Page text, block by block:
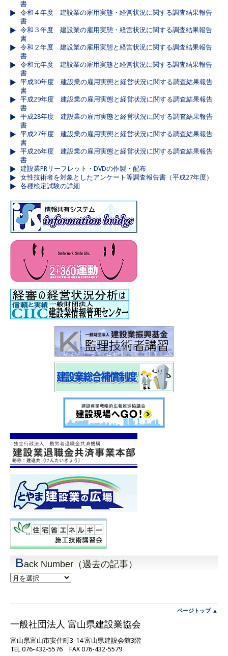
書
令和４年度 建設業の雇用実態・経営状況に関する調査結果報告
書
令和３年度 建設業の雇用実態・経営状況に関する調査結果報告
書
令和２年度 建設業の雇用実態と経営状況に関する調査結果報告
書
令和元年度 建設業の雇用実態と経営状況に関する調査結果報告
書
平成30年度 建設業の雇用実態と経営状況に関する調査結果報告
書
平成29年度 建設業の雇用実態と経営状況に関する調査結果報告
書
平成28年度 建設業の雇用実態と経営状況に関する調査結果報告
書
平成27年度 建設業の雇用実態と経営状況に関する調査結果報告
書
平成26年度 建設業の雇用実態と経営状況に関する調査結果報告
書
建設業PRリーフレット・DVDの作製・配布
女性技術者を対象としたアンケート等調査報告書（平成27年度）
各種検定試験の詳細
Back Number（過去の記事）
Back
Number（過
事）
ページトップ ▲
一般社団法人 富山県建設業協会
富山県富山市安住町3-14 富山県建設会館3階
TEL 076-432-5576 FAX 076-432-5579